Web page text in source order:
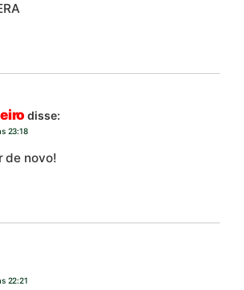
disse:
23:18
de novo!
22:21